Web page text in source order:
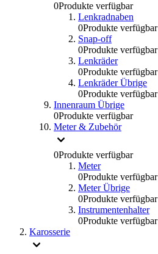
0Produkte verfügbar
Lenkradnaben
0Produkte verfügbar
Snap-off
0Produkte verfügbar
Lenkräder
0Produkte verfügbar
Lenkräder Übrige
0Produkte verfügbar
Innenraum Übrige
0Produkte verfügbar
Meter & Zubehör
0Produkte verfügbar
Meter
0Produkte verfügbar
Meter Übrige
0Produkte verfügbar
Instrumentenhalter
0Produkte verfügbar
Karosserie